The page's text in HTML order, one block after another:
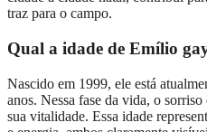
traz para o campo.
Qual a idade de Emílio
Nascido em 1999, ele está
anos. Nessa fase da vida, o
sua vitalidade. Essa idade